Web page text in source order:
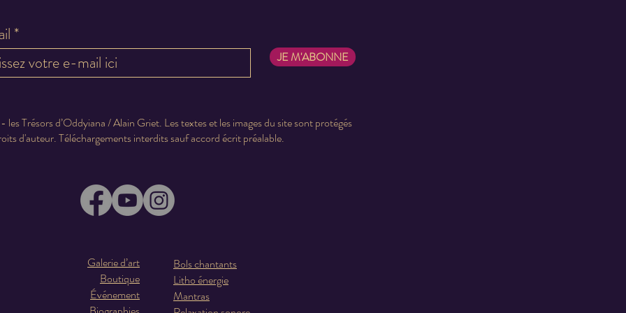
JE M'ABONNE
Trésors d’Oddyiana / Alain Griet. Les textes et les images du site sont protégés
d'auteur. Téléchargements interdits sauf accord écrit préalable.
Galerie d’art
Boutique
Événement
Bols chantants
Litho énergie
Mantras